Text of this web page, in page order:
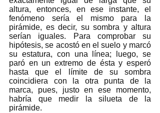
altura, entonces, en ese instante, el
fenómeno sería el mismo para la
pirámide, es decir, su sombra y altura
serían iguales. Para comprobar su
hipótesis, se acostó en el suelo y marcó
su estatura, con una línea; luego, se
paró en un extremo de ésta y esperó
hasta que el límite de su sombra
coincidiera con la otra punta de la
marca, pues, justo en ese momento,
habría que medir la silueta de la
pirámide.